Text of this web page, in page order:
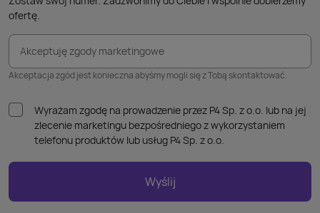
ofertę.
Akceptuję zgody marketingowe
Akceptacja zgód jest konieczna abyśmy mogli się z Tobą skontaktować.
Wyrażam zgodę na prowadzenie przez P4 Sp. z o.o. lub na jej
zlecenie marketingu bezpośredniego z wykorzystaniem
telefonu produktów lub usług P4 Sp. z o.o.
Wyślij